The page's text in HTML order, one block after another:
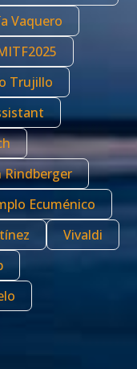
Vaquero
Trujillo
Rindberger
Ecuménico
Vivaldi